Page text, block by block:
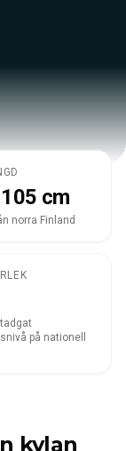
cm
norra Finland
på nationell
kylan